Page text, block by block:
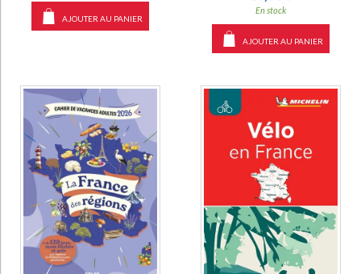
AJOUTER AU PANIER
En stock
AJOUTER AU PANIER